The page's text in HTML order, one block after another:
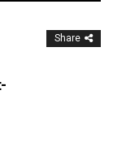
Share